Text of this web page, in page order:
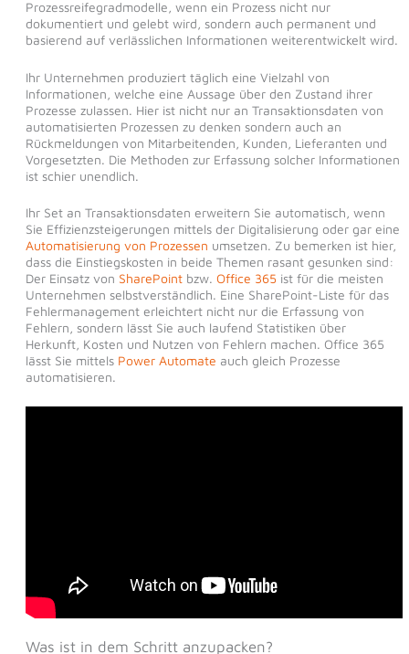
Prozessreifegradmodelle, wenn ein Prozess nicht nur
dokumentiert und gelebt wird, sondern auch permanent und
basierend auf verlässlichen Informationen weiterentwickelt wird.
Ihr Unternehmen produziert täglich eine Vielzahl von
Informationen, welche eine Aussage über den Zustand ihrer
Prozesse zulassen. Hier ist nicht nur an Transaktionsdaten von
automatisierten Prozessen zu denken sondern auch an
Rückmeldungen von Mitarbeitenden, Kunden, Lieferanten und
Vorgesetzten. Die Methoden zur Erfassung solcher Informationen
ist schier unendlich.
Ihr Set an Transaktionsdaten erweitern Sie automatisch, wenn
Sie Effizienzsteigerungen mittels der Digitalisierung oder gar eine
Automatisierung von Prozessen umsetzen. Zu bemerken ist hier,
dass die Einstiegskosten in beide Themen rasant gesunken sind:
Der Einsatz von SharePointbzw. Office 365 ist für die meisten
Unternehmen selbstverständlich. Eine SharePoint-Liste für das
Fehlermanagement erleichtert nicht nur die Erfassung von
Fehlern, sondern lässt Sie auch laufend Statistiken über
Herkunft, Kosten und Nutzen von Fehlern machen. Office 365
lässt Sie mittels Power Automate auch gleich Prozesse
automatisieren.
Was ist in dem Schritt anzupacken?